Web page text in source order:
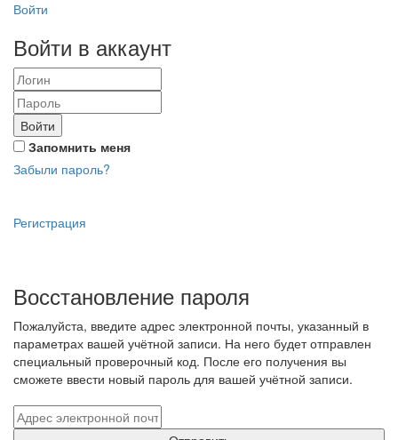
Войти
Войти в аккаунт
Войти
Запомнить меня
Забыли пароль?
Регистрация
Восстановление пароля
Пожалуйста, введите адрес электронной почты, указанный в
параметрах вашей учётной записи. На него будет отправлен
специальный проверочный код. После его получения вы
сможете ввести новый пароль для вашей учётной записи.